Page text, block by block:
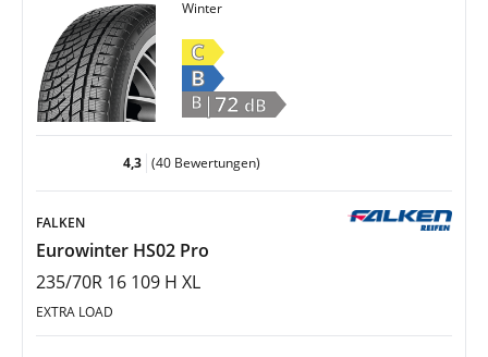
Winter
C
B
B |72 dB
4,3 (40 Bewertungen)
FALKEN
Eurowinter HS02 Pro
235/70R 16 109 H XL
EXTRA LOAD